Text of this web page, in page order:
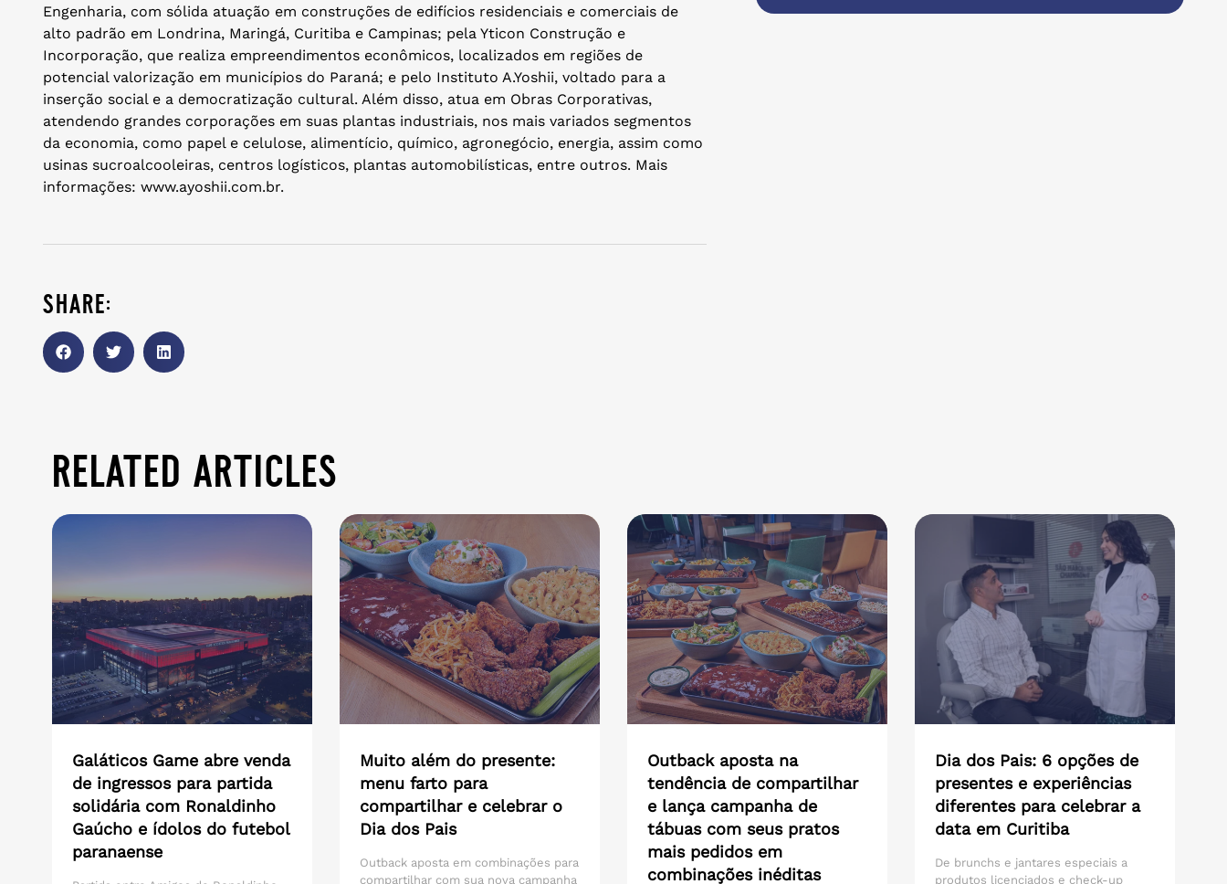
Engenharia, com sólida atuação em construções de edifícios residenciais e comerciais de
alto padrão em Londrina, Maringá, Curitiba e Campinas; pela Yticon Construção e
Incorporação, que realiza empreendimentos econômicos, localizados em regiões de
potencial valorização em municípios do Paraná; e pelo Instituto A.Yoshii, voltado para a
inserção social e a democratização cultural. Além disso, atua em Obras Corporativas,
atendendo grandes corporações em suas plantas industriais, nos mais variados segmentos
da economia, como papel e celulose, alimentício, químico, agronegócio, energia, assim como
usinas sucroalcooleiras, centros logísticos, plantas automobilísticas, entre outros. Mais
informações: www.ayoshii.com.br.
share:
related articles
Galáticos Game abre venda
de ingressos para partida
solidária com Ronaldinho
Gaúcho e ídolos do futebol
paranaense
Muito além do presente:
menu farto para
compartilhar e celebrar o
Dia dos Pais
Outback aposta em combinações para
compartilhar com sua nova campanha
Outback aposta na
tendência de compartilhar
e lança campanha de
tábuas com seus pratos
mais pedidos em
combinações inéditas
Dia dos Pais: 6 opções de
presentes e experiências
diferentes para celebrar a
data em Curitiba
De brunchs e jantares especiais a
produtos licenciados e check-up